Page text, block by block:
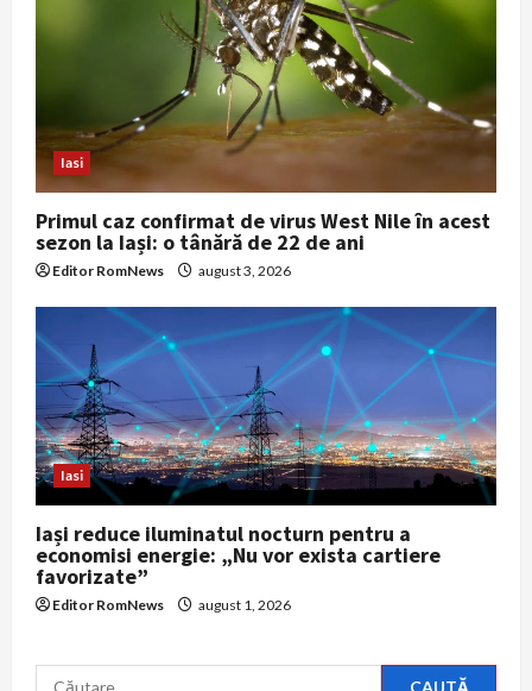
Iasi
Primul caz confirmat de virus West Nile în acest
sezon la Iași: o tânără de 22 de ani
Editor RomNews august 3, 2026
Iasi
Iași reduce iluminatul nocturn pentru a
economisi energie: „Nu vor exista cartiere
favorizate”
Editor RomNews august 1, 2026
Caută